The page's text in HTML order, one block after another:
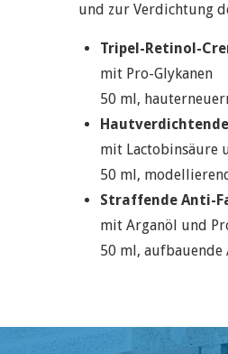
und zur Verdichtung
Tripel-Retinol-
mit Pro-Glykanen
50 ml,
mit Lactobinsäure
50 ml,
Straffende Anti-
mit Arganöl und
50 ml,